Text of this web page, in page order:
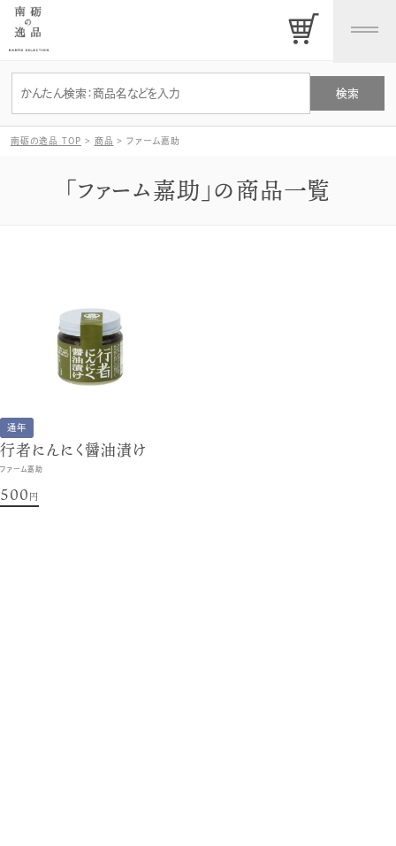
南砺の逸品 TOP > 商品 >ファーム嘉助
「ファーム嘉助」の商品一覧
通年
行者にんにく醤油漬け
ファーム嘉助
500 円